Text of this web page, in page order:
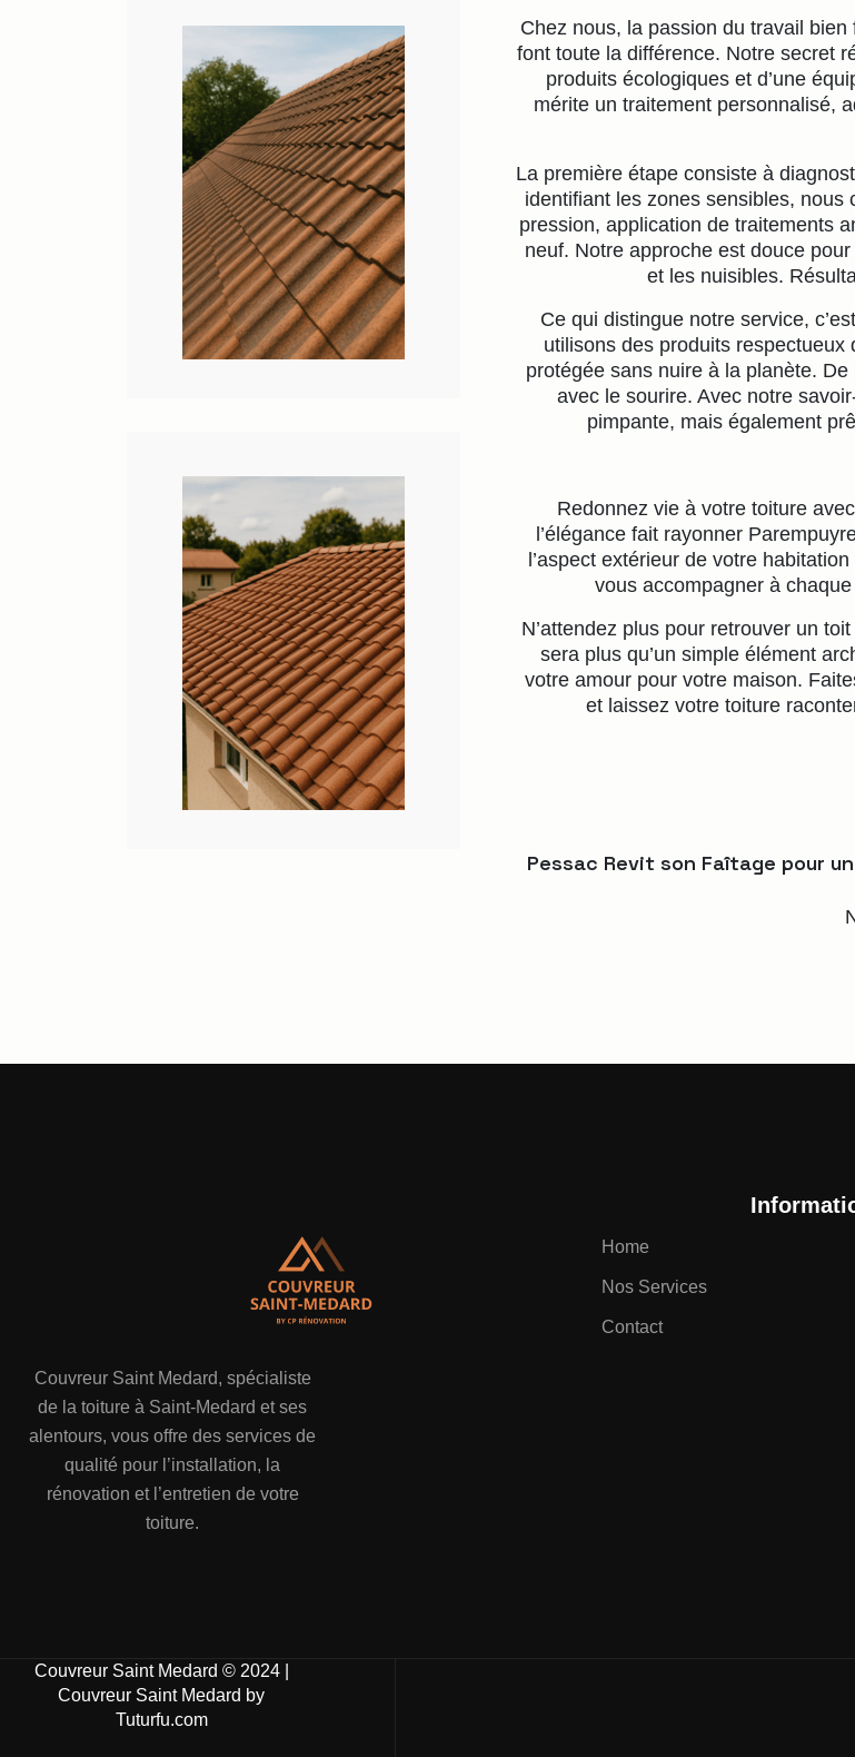
Chez nous, la passion du travail
font toute la différence. Notre secret
produits écologiques et d’une
mérite un traitement personnalisé,
La première étape consiste à
identifiant les zones sensibles,
pression, application de traitements
neuf. Notre approche est douce
et les nuisibles.
Ce qui distingue notre service,
utilisons des produits respectueux
protégée sans nuire à la planète.
avec le sourire. Avec notre
pimpante, mais également
Redonnez vie à votre toiture
l’élégance fait rayonner
l’aspect extérieur de votre
vous accompagner à
N’attendez plus pour retrouver un
sera plus qu’un simple élément
votre amour pour votre maison.
et laissez votre toiture
Pessac Revit son Faîtage pour
Couvreur Saint Medard, spécialiste
de la toiture à Saint-Medard et ses
alentours, vous offre des services de
qualité pour l’installation, la
rénovation et l’entretien de votre
toiture.
Home
Nos Services
Contact
Couvreur Saint Medard © 2024 |
Couvreur Saint Medard by
Tuturfu.com